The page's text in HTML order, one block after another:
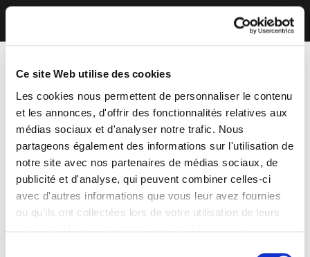
Ce site Web utilise des cookies
Les cookies nous permettent de personnaliser le contenu
et les annonces, d'offrir des fonctionnalités relatives aux
médias sociaux et d'analyser notre trafic. Nous
partageons également des informations sur l'utilisation de
notre site avec nos partenaires de médias sociaux, de
publicité et d'analyse, qui peuvent combiner celles-ci
avec d'autres informations que vous leur avez fournies
ou qu'ils ont collectées lors de votre utilisation de leurs